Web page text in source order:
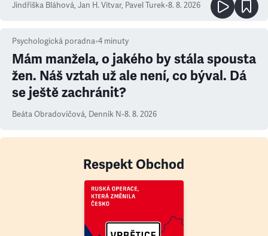
Jindřiška Bláhová, Jan H. Vitvar, Pavel Turek•8. 8. 2026
Psychologická poradna•4 minuty
Mám manžela, o jakého by stála spousta
žen. Náš vztah už ale není, co býval. Dá
se ještě zachránit?
Beáta Obradovičová, Denník N•8. 8. 2026
Respekt Obchod